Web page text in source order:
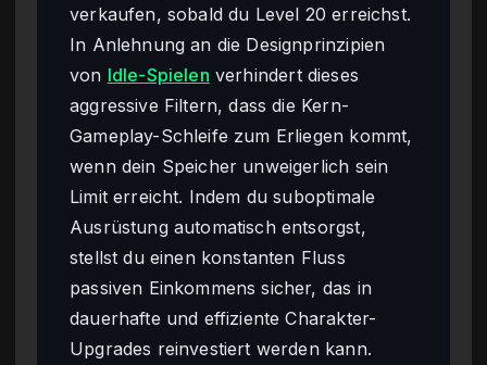
verkaufen, sobald du Level 20 erreichst.
In Anlehnung an die Designprinzipien
von Idle-Spielen verhindert dieses
aggressive Filtern, dass die Kern-
Gameplay-Schleife zum Erliegen kommt,
wenn dein Speicher unweigerlich sein
Limit erreicht. Indem du suboptimale
Ausrüstung automatisch entsorgst,
stellst du einen konstanten Fluss
passiven Einkommens sicher, das in
dauerhafte und effiziente Charakter-
Upgrades reinvestiert werden kann.